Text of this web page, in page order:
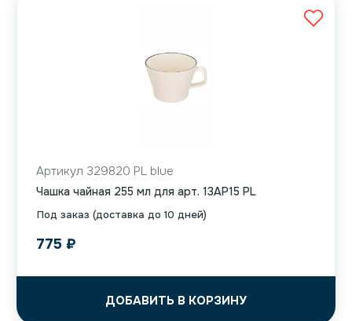
Под заказ (доставка до 10 дней)
Артикул 329820 PL blue
Чашка чайная 255 мл для арт. 13AP15 PL
775 ₽
ДОБАВИТЬ В КОРЗИНУ